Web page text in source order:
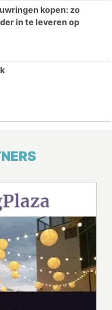
kopen: zo
in te leveren op